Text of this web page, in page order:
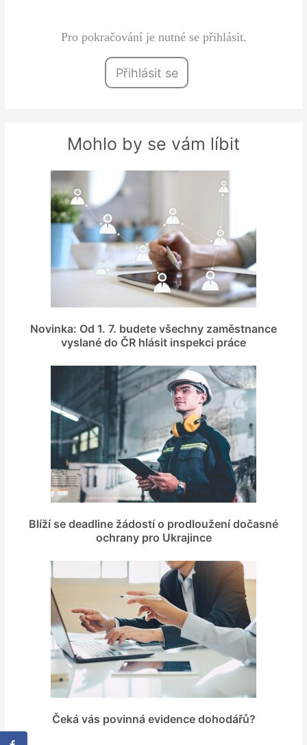
Pro pokračování je nutné se přihlásit.
Přihlásit se
Mohlo by se vám líbit
Novinka: Od 1. 7. budete všechny zaměstnance
vyslané do ČR hlásit inspekci práce
Blíží se deadline žádostí o prodloužení dočasné
ochrany pro Ukrajince
Čeká vás povinná evidence dohodářů?